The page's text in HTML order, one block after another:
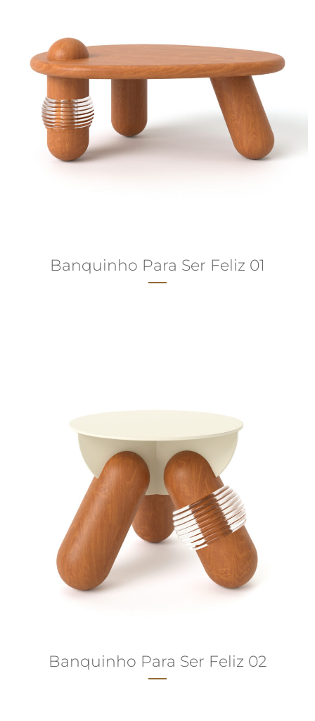
Banquinho Para Ser Feliz 01
Banquinho Para Ser Feliz 02